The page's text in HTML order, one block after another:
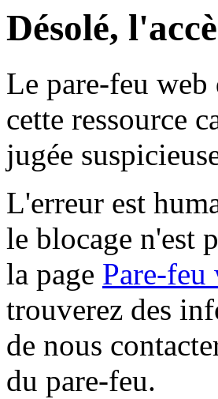
Désolé,
Le pare-feu web
cette ressource
jugée
L'erreur est
le blocage n'est
la page Pare-feu
trouverez des
de nous
du pare-feu.